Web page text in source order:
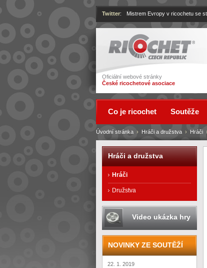
Ricochet
Oficiální webové stránky
České ricochetové asociace
Twitter: Mistrem Evropy v ricochetu se
Úvodní stránka › Hráči a družstva › Hráči
Co je ricochet Soutěže
Hráči a družstva
Hráči
Družstva
Video ukázka hry
NOVINKY ZE SOUTĚŽÍ
22. 1. 2019